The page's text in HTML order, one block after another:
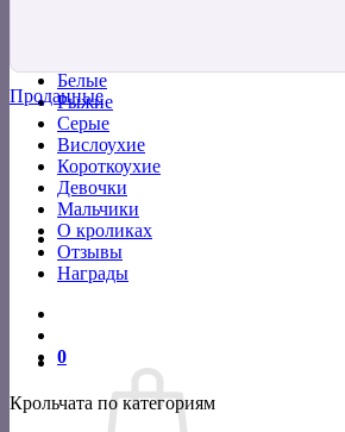
Белые
Рыжие
Серые
Вислоухие
Короткоухие
Девочки
Мальчики
О кроликах
Отзывы
Награды
0
Проданные
Крольчата по категориям